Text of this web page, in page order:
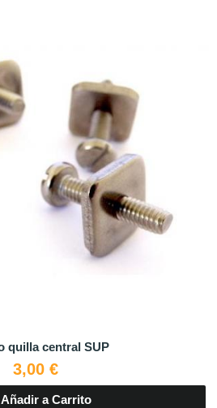
quilla central SUP
3,00 €
Añadir a Carrito